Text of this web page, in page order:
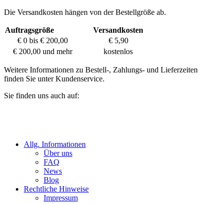
Die Versandkosten hängen von der Bestellgröße ab.
Auftragsgröße
Versandkosten
€ 0 bis € 200,00
€ 5,90
€ 200,00 und mehr
kostenlos
Weitere Informationen zu Bestell-, Zahlungs- und Lieferzeiten
finden Sie unter Kundenservice.
Sie finden uns auch auf:
Allg. Informationen
Über uns
FAQ
News
Blog
Rechtliche Hinweise
Impressum